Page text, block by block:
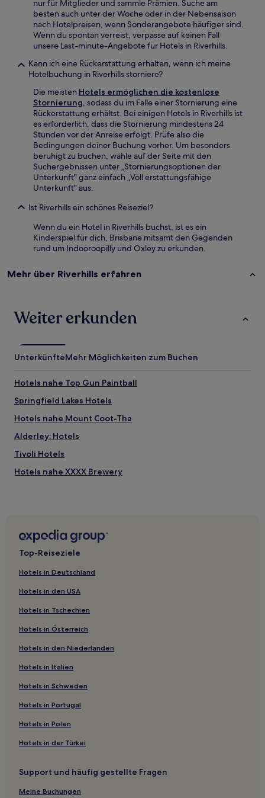
nur für Mitglieder und sammle Prämien. Suche am
besten auch unter der Woche oder in der Nebensaison
nach Hotelpreisen, wenn Sonderangebote häufiger sind.
Wenn du spontan verreist, verpasse auf keinen Fall
unsere Last-minute-Angebote für Hotels in Riverhills.
Kann ich eine Rückerstattung erhalten, wenn ich meine
Hotelbuchung in Riverhills storniere?
Die meisten Hotels ermöglichen die kostenlose
Stornierung, sodass du im Falle einer Stornierung eine
Rückerstattung erhältst. Bei einigen Hotels in Riverhills ist
es erforderlich, dass die Stornierung mindestens 24
Stunden vor der Anreise erfolgt. Prüfe also die
Bedingungen deiner Buchung vorher. Um besonders
beruhigt zu buchen, wähle auf der Seite mit den
Suchergebnissen unter „Stornierungsoptionen der
Unterkunft" ganz einfach „Voll erstattungsfähige
Unterkunft" aus.
Ist Riverhills ein schönes Reiseziel?
Wenn du ein Hotel in Riverhills buchst, ist es ein
Kinderspiel für dich, Brisbane mitsamt den Gegenden
rund um Indooroopilly und Oxley zu erkunden.
Mehr über Riverhills erfahren
Weiter erkunden
UnterkünfteMehr Möglichkeiten zum Buchen
Hotels nahe Top Gun Paintball
Springfield Lakes Hotels
Hotels nahe Mount Coot-Tha
Alderley: Hotels
Tivoli Hotels
Hotels nahe XXXX Brewery
Collingwood Park Hotels
Hotels nahe Griffith University Nathan Campus
Hotels nahe Queensland Tennis Centre
Petrie Terrace: Hotels
Indooroopilly: Hotels
Browns Plains Hotels
Hotels nahe Castle Hill Blackstone Reserve
Ellen Grove: Hotels
Yamanto Hotels
Hotels nahe Fährterminal Bretts Wharf
Highgate Hill: Hotels
Woolloongabba: Hotels
Hotels nahe Saint Lucia Golf Links
Hotels nahe Brisbane Botanic Gardens Mt Coot-tha
Top-Reiseziele
Hotels in Deutschland
Hotels in den USA
Hotels in Tschechien
Hotels in Österreich
Hotels in den Niederlanden
Hotels in Italien
Hotels in Schweden
Hotels in Portugal
Hotels in Polen
Hotels in der Türkei
Support und häufig gestellte Fragen
Meine Buchungen